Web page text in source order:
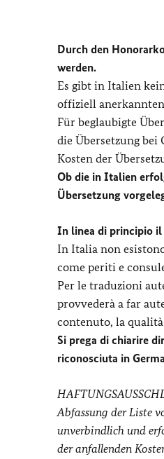
Durch den
werden.
Es gibt in Italien
offiziell
Für beglaubigte
die Übersetzung
Kosten der
Ob die in Italien
Übersetzung
In linea di principio il
In Italia non
come periti e
Per le traduzioni
provvederà a far
contenuto, la
Si prega di chiarire
riconosciuta in
Abfassung der Liste
unverbindlich und
der anfallenden